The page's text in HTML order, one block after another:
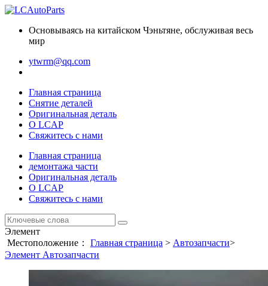
Основываясь на китайском Чэньтяне, обслуживая весь
мир
ytwrm@qq.com
Главная страница
Снятие деталей
Оригинальная деталь
О LCAP
Свяжитесь с нами
Главная страница
демонтажа части
Оригинальная деталь
О LCAP
Свяжитесь с нами
Элемент
Местоположение： Главная страница > Автозапчасти>
Элемент Автозапчасти